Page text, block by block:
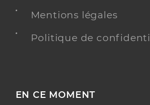
Mentions légales
Politique de
EN CE MOMENT